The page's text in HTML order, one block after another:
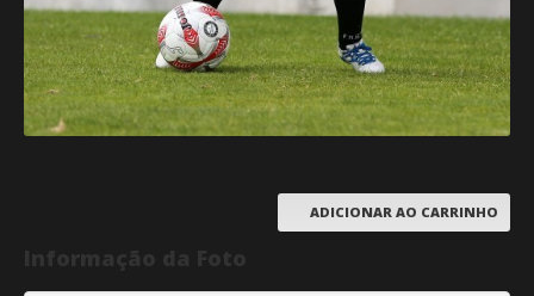
ADICIONAR AO CARRINHO